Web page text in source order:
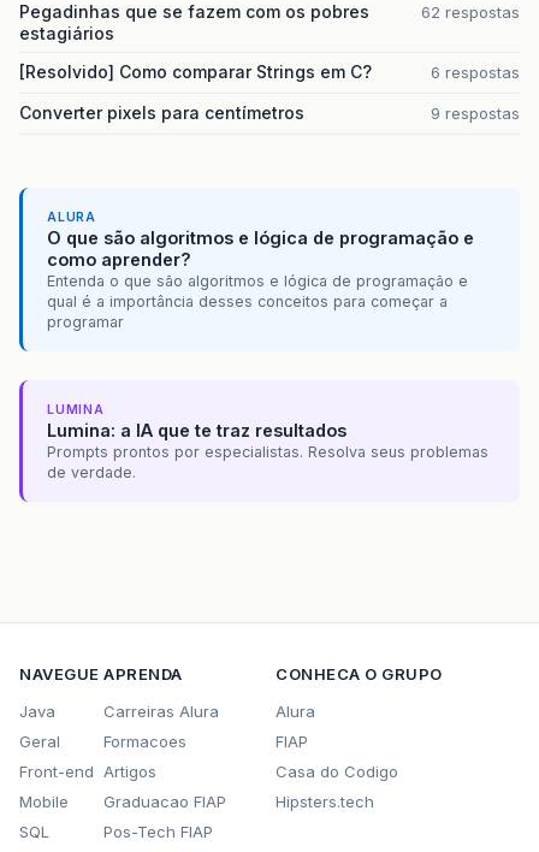
Pegadinhas que se fazem com os pobres
estagiários
62 respostas
[Resolvido] Como comparar Strings em C? 6 respostas
Converter pixels para centímetros 9 respostas
ALURA
O que são algoritmos e lógica de programação e
como aprender?
Entenda o que são algoritmos e lógica de programação e
qual é a importância desses conceitos para começar a
programar
LUMINA
Lumina: a IA que te traz resultados
Prompts prontos por especialistas. Resolva seus problemas
de verdade.
NAVEGUE
Java
Geral
Front-end
Mobile
SQL
APRENDA
Carreiras Alura
Formacoes
Artigos
Graduacao FIAP
Pos-Tech FIAP
CONHECA O GRUPO
Alura
FIAP
Casa do Codigo
Hipsters.tech